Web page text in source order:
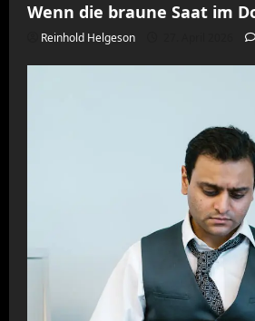
Wenn die braune Saat im
Reinhold Helgeson